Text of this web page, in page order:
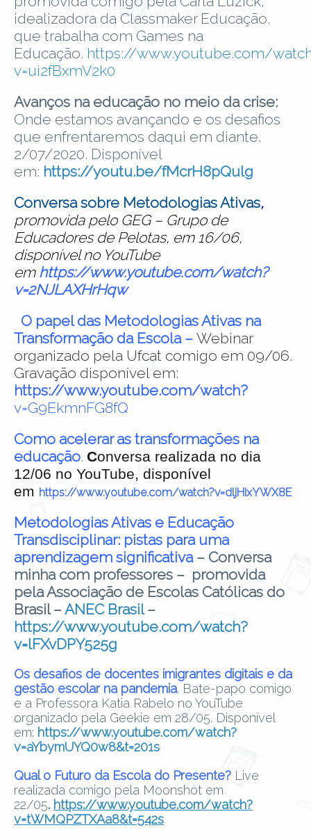
idealizadora da Classmaker Educação,
que trabalha com Games na
Educação. https://www.youtube.com/
v=ui2fBxmV2k0
Avanços na educação no meio da crise:
Onde estamos avançando e os desafios
que enfrentaremos daqui em diante.
2/07/2020. Disponível
em: https://youtu.be/fMcrH8pQulg
Conversa sobre Metodologias Ativas,
promovida pelo GEG – Grupo de
Educadores de Pelotas, em 16/06,
disponível no YouTube
em https://www.youtube.com/watch?
v=2NJLAXHrHqw
O papel das Metodologias Ativas na
Transformação da Escola – Webinar
organizado pela Ufcat comigo em 09/06.
Gravação disponível em:
https://www.youtube.com/watch?
v=G9EkmnFG8fQ
Como acelerar as transformações na
educação. Conversa realizada no dia
12/06 no YouTube, disponível
em https://www.youtube.com/watch?v=dljHIxYWX8E
Metodologias Ativas e Educação
Transdisciplinar: pistas para uma
aprendizagem significativa– Conversa
minha com professores – promovida
pela Associação de Escolas Católicas do
Brasil –ANEC Brasil–
https://www.youtube.com/watch?
v=lFXvDPY525g
Os desafios de docentes imigrantes digitais e da
gestão escolar na pandemia. Bate-papo comigo
e a Professora Katia Rabelo no YouTube
organizado pela Geekie em 28/05. Disponível
em: https://www.youtube.com/watch?
v=aYbymUYQ0w8&t=201s
Qual o Futuro da Escola do Presente? Live
realizada comigo pela Moonshot em
22/05. https://www.youtube.com/watch?
v=tWMQPZTXAa8&t=542s